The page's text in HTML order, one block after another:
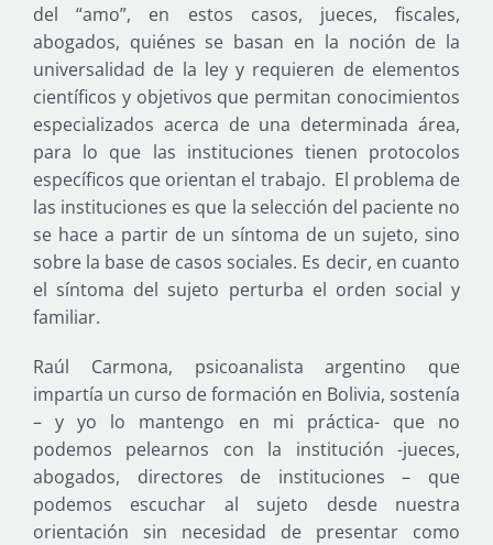
del “amo”, en estos casos, jueces, fiscales,
abogados, quiénes se basan en la noción de la
universalidad de la ley y requieren de elementos
científicos y objetivos que permitan conocimientos
especializados acerca de una determinada área,
para lo que las instituciones tienen protocolos
específicos que orientan el trabajo. El problema de
las instituciones es que la selección del paciente no
se hace a partir de un síntoma de un sujeto, sino
sobre la base de casos sociales. Es decir, en cuanto
el síntoma del sujeto perturba el orden social y
familiar.
Raúl Carmona, psicoanalista argentino que
impartía un curso de formación en Bolivia, sostenía
– y yo lo mantengo en mi práctica- que no
podemos pelearnos con la institución -jueces,
abogados, directores de instituciones – que
podemos escuchar al sujeto desde nuestra
orientación sin necesidad de presentar como